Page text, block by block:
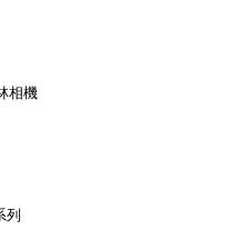
相機
列